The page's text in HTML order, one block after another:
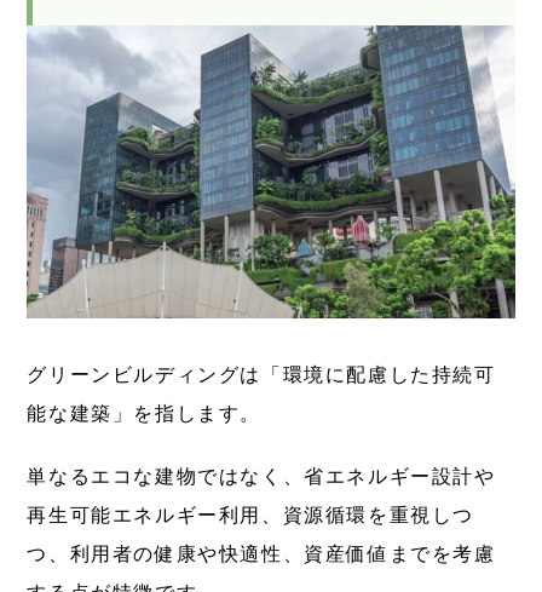
グリーンビルディングは「環境に配慮した持続可
能な建築」を指します。
単なるエコな建物ではなく、省エネルギー設計や
再生可能エネルギー利用、資源循環を重視しつ
つ、利用者の健康や快適性、資産価値までを考慮